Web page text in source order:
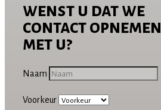
wenst u dat we
contact opnemen
met u?
Naam
Voorkeur